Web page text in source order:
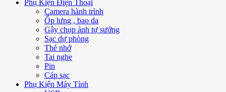
Phụ Kiện Điện Thoại
Camera hành trình
Ốp lưng , bao da
Gậy chụp ảnh tự sướng
Sạc dự phòng
Thẻ nhớ
Tai nghe
Pin
Cáp sạc
Phụ Kiện Máy Tính